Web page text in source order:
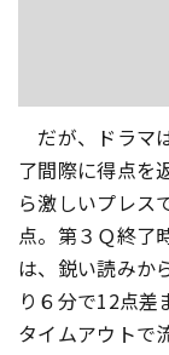
だが、ドラマ
了間際に得点を
ら激しいプレス
点。第３Ｑ終了
は、鋭い読みか
り６分で12点差
タイムアウトで